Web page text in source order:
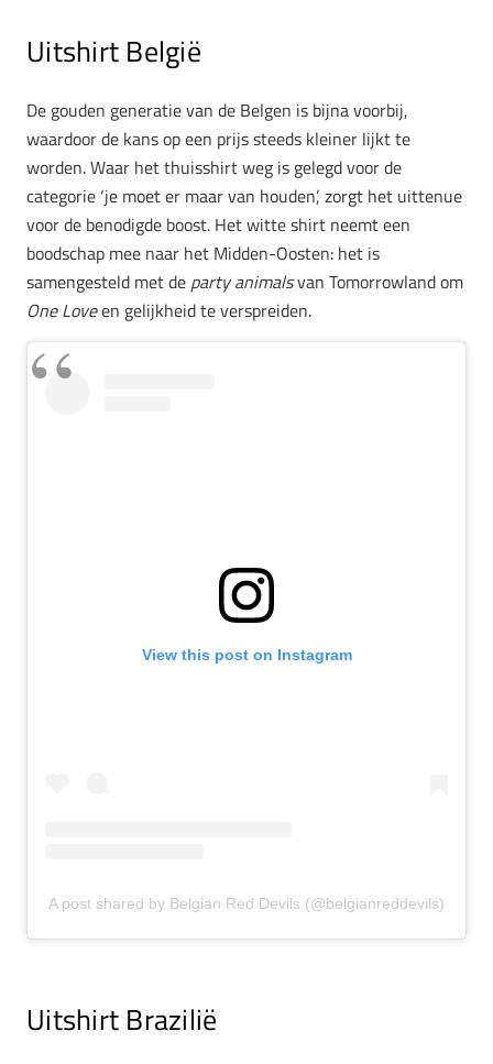
Uitshirt België
De gouden generatie van de Belgen is bijna voorbij,
waardoor de kans op een prijs steeds kleiner lijkt te
worden. Waar het thuisshirt weg is gelegd voor de
categorie ‘je moet er maar van houden’, zorgt het uittenue
voor de benodigde boost. Het witte shirt neemt een
boodschap mee naar het Midden-Oosten: het is
samengesteld met de party animalsvan Tomorrowland om
One Loveen gelijkheid te verspreiden.
View this post on Instagram
A post shared by Belgian Red Devils (@belgianreddevils)
Uitshirt Brazilië